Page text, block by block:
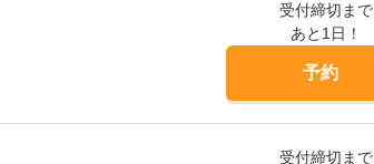
受付締切まで
あと1日！
予約
受付締切まで